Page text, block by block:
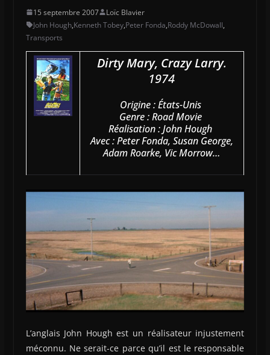
15 septembre 2007
Loïc Blavier
John Hough,Kenneth Tobey,Peter Fonda,Roddy McDowall,
Transports
Dirty Mary, Crazy Larry.
1974
Origine : États-Unis
Genre : Road Movie
Réalisation : John Hough
Avec : Peter Fonda, Susan George,
Adam Roarke, Vic Morrow…
L’anglais John Hough est un réalisateur injustement
méconnu. Ne serait-ce parce qu’il est le responsable